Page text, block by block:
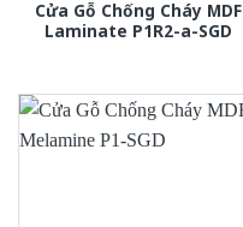
Cửa Gỗ Chống Cháy MDF
Laminate P1R2-a-SGD